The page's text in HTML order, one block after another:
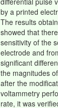
by a printed
The results
showed that
sensitivity of the
electrode and
significant
the magnitudes
after the
voltammetry
rate, it was